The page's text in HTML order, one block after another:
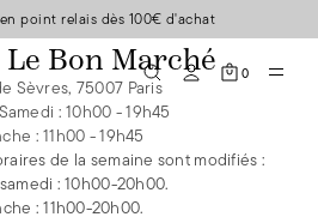
point relais dès 100€ d'achat
0
Bon Marché
Sèvres, 75007 Paris
:10h00 - 19h45
:11h00 - 19h45
de la semaine sont modifiés :
: 10h00-20h00.
: 11h00-20h00.